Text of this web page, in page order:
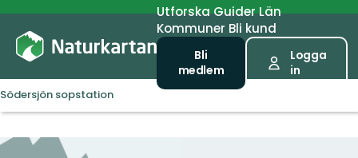
UtforskaGuiderLän
Kommuner Bli kund
Bli
medlem
Logga
in
Södersjön sopstation